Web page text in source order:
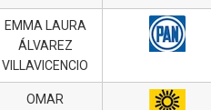
EMMA LAURA
ÁLVAREZ
VILLAVICENCIO
OMAR